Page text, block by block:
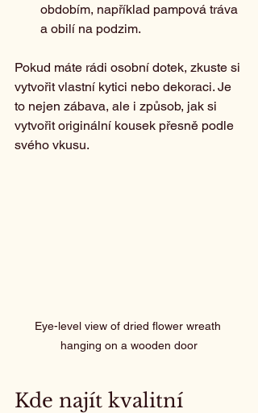
obdobím, například pampová tráva
a obilí na podzim.
Pokud máte rádi osobní dotek, zkuste si
vytvořit vlastní kytici nebo dekoraci. Je
to nejen zábava, ale i způsob, jak si
vytvořit originální kousek přesně podle
svého vkusu.
Eye-level view of dried flower wreath
hanging on a wooden door
Kde najít kvalitní